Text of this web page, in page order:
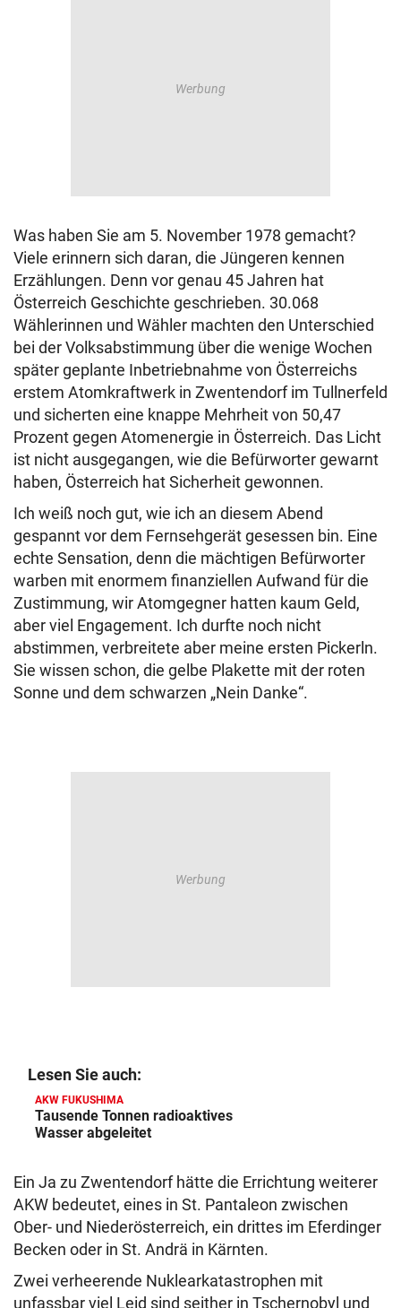
Was haben Sie am 5. November 1978 gemacht?
Viele erinnern sich daran, die Jüngeren kennen
Erzählungen. Denn vor genau 45 Jahren hat
Österreich Geschichte geschrieben. 30.068
Wählerinnen und Wähler machten den Unterschied
bei der Volksabstimmung über die wenige Wochen
später geplante Inbetriebnahme von Österreichs
erstem Atomkraftwerk in Zwentendorf im Tullnerfeld
und sicherten eine knappe Mehrheit von 50,47
Prozent gegen Atomenergie in Österreich. Das Licht
ist nicht ausgegangen, wie die Befürworter gewarnt
haben, Österreich hat Sicherheit gewonnen.
Ich weiß noch gut, wie ich an diesem Abend
gespannt vor dem Fernsehgerät gesessen bin. Eine
echte Sensation, denn die mächtigen Befürworter
warben mit enormem finanziellen Aufwand für die
Zustimmung, wir Atomgegner hatten kaum Geld,
aber viel Engagement. Ich durfte noch nicht
abstimmen, verbreitete aber meine ersten Pickerln.
Sie wissen schon, die gelbe Plakette mit der roten
Sonne und dem schwarzen „Nein Danke“.
Lesen Sie auch:
AKW FUKUSHIMA
Tausende Tonnen radioaktives
Wasser abgeleitet
Ein Ja zu Zwentendorf hätte die Errichtung weiterer
AKW bedeutet, eines in St. Pantaleon zwischen
Ober- und Niederösterreich, ein drittes im Eferdinger
Becken oder in St. Andrä in Kärnten.
Zwei verheerende Nuklearkatastrophen mit
unfassbar viel Leid sind seither in Tschernobyl und